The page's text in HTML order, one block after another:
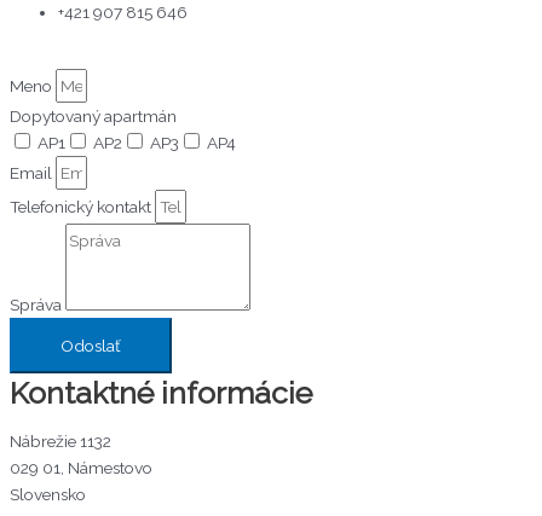
+421 907 815 646
Meno
Dopytovaný apartmán
AP1
AP2 AP3
AP4
Email
Telefonický kontakt
Správa
Odoslať
Kontaktné informácie
Nábrežie 1132
029 01, Námestovo
Slovensko